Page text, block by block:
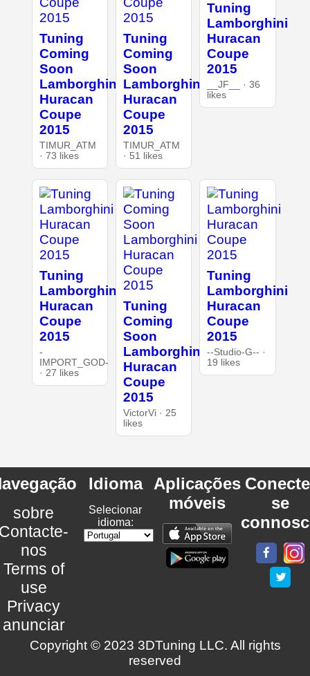
Tuning
Coming
Soon
Lamborghini
Huracan
Coupe
2015
TIMUR_ATM
· 73 likes
Tuning
Coming
Soon
Lamborghini
Huracan
Coupe
2015
TIMUR_ATM
· 51 likes
Tuning
Lamborghini
Huracan
Coupe
2015
__JF__ · 36
likes
Tuning
Lamborghini
Huracan
Coupe
2015
-
IMPORT_GOD-
· 27 likes
Tuning
Coming
Soon
Lamborghini
Huracan
Coupe
2015
VictorVi · 25
likes
Tuning
Lamborghini
Huracan
Coupe
2015
--Studio-G-- ·
19 likes
sobre
nos
Terms of
use
Privacy
anunciar
Idioma
Selecionar
idioma:
Aplicações
móveis
se
Copyright © 2023 3DTuning LLC. All rights
reserved